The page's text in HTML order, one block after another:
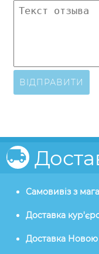
ВІДПРАВИТИ
Самовивіз з
Доставка
Доставка